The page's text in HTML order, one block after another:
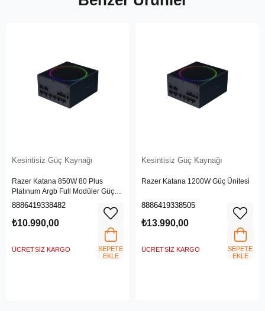
Kesintisiz Güç Kaynağı
Razer Katana 850W 80 Plus
Platınum Argb Full Modüler Güç
Kaynağı
8886419338482
₺10.990,00
ÜCRETSIZ KARGO
SEPETE
EKLE
Kesintisiz Güç Kaynağı
Razer Katana 1200W Güç Ünitesi
8886419338505
₺13.990,00
ÜCRETSIZ KARGO
SEPETE
EKLE